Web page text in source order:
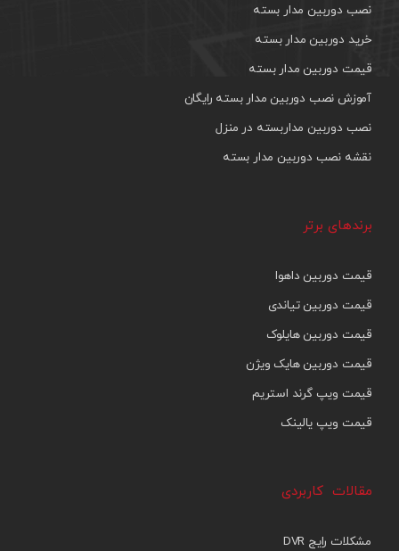
نصب دوربین مدار بسته
خرید دوربین مدار بسته
قیمت دوربین مدار بسته
آموزش نصب دوربین مدار بسته رایگان
نصب دوربین مداربسته در منزل
نقشه نصب دوربین مدار بسته
برندهای برتر
قیمت دوربین داهوا
قیمت دوربین تیاندی
قیمت دوربین هایلوک
قیمت دوربین هایک ویژن
قیمت ویپ گرند استریم
قیمت ویپ یالینک
مقالات کاربردی
مشکلات رایج DVR